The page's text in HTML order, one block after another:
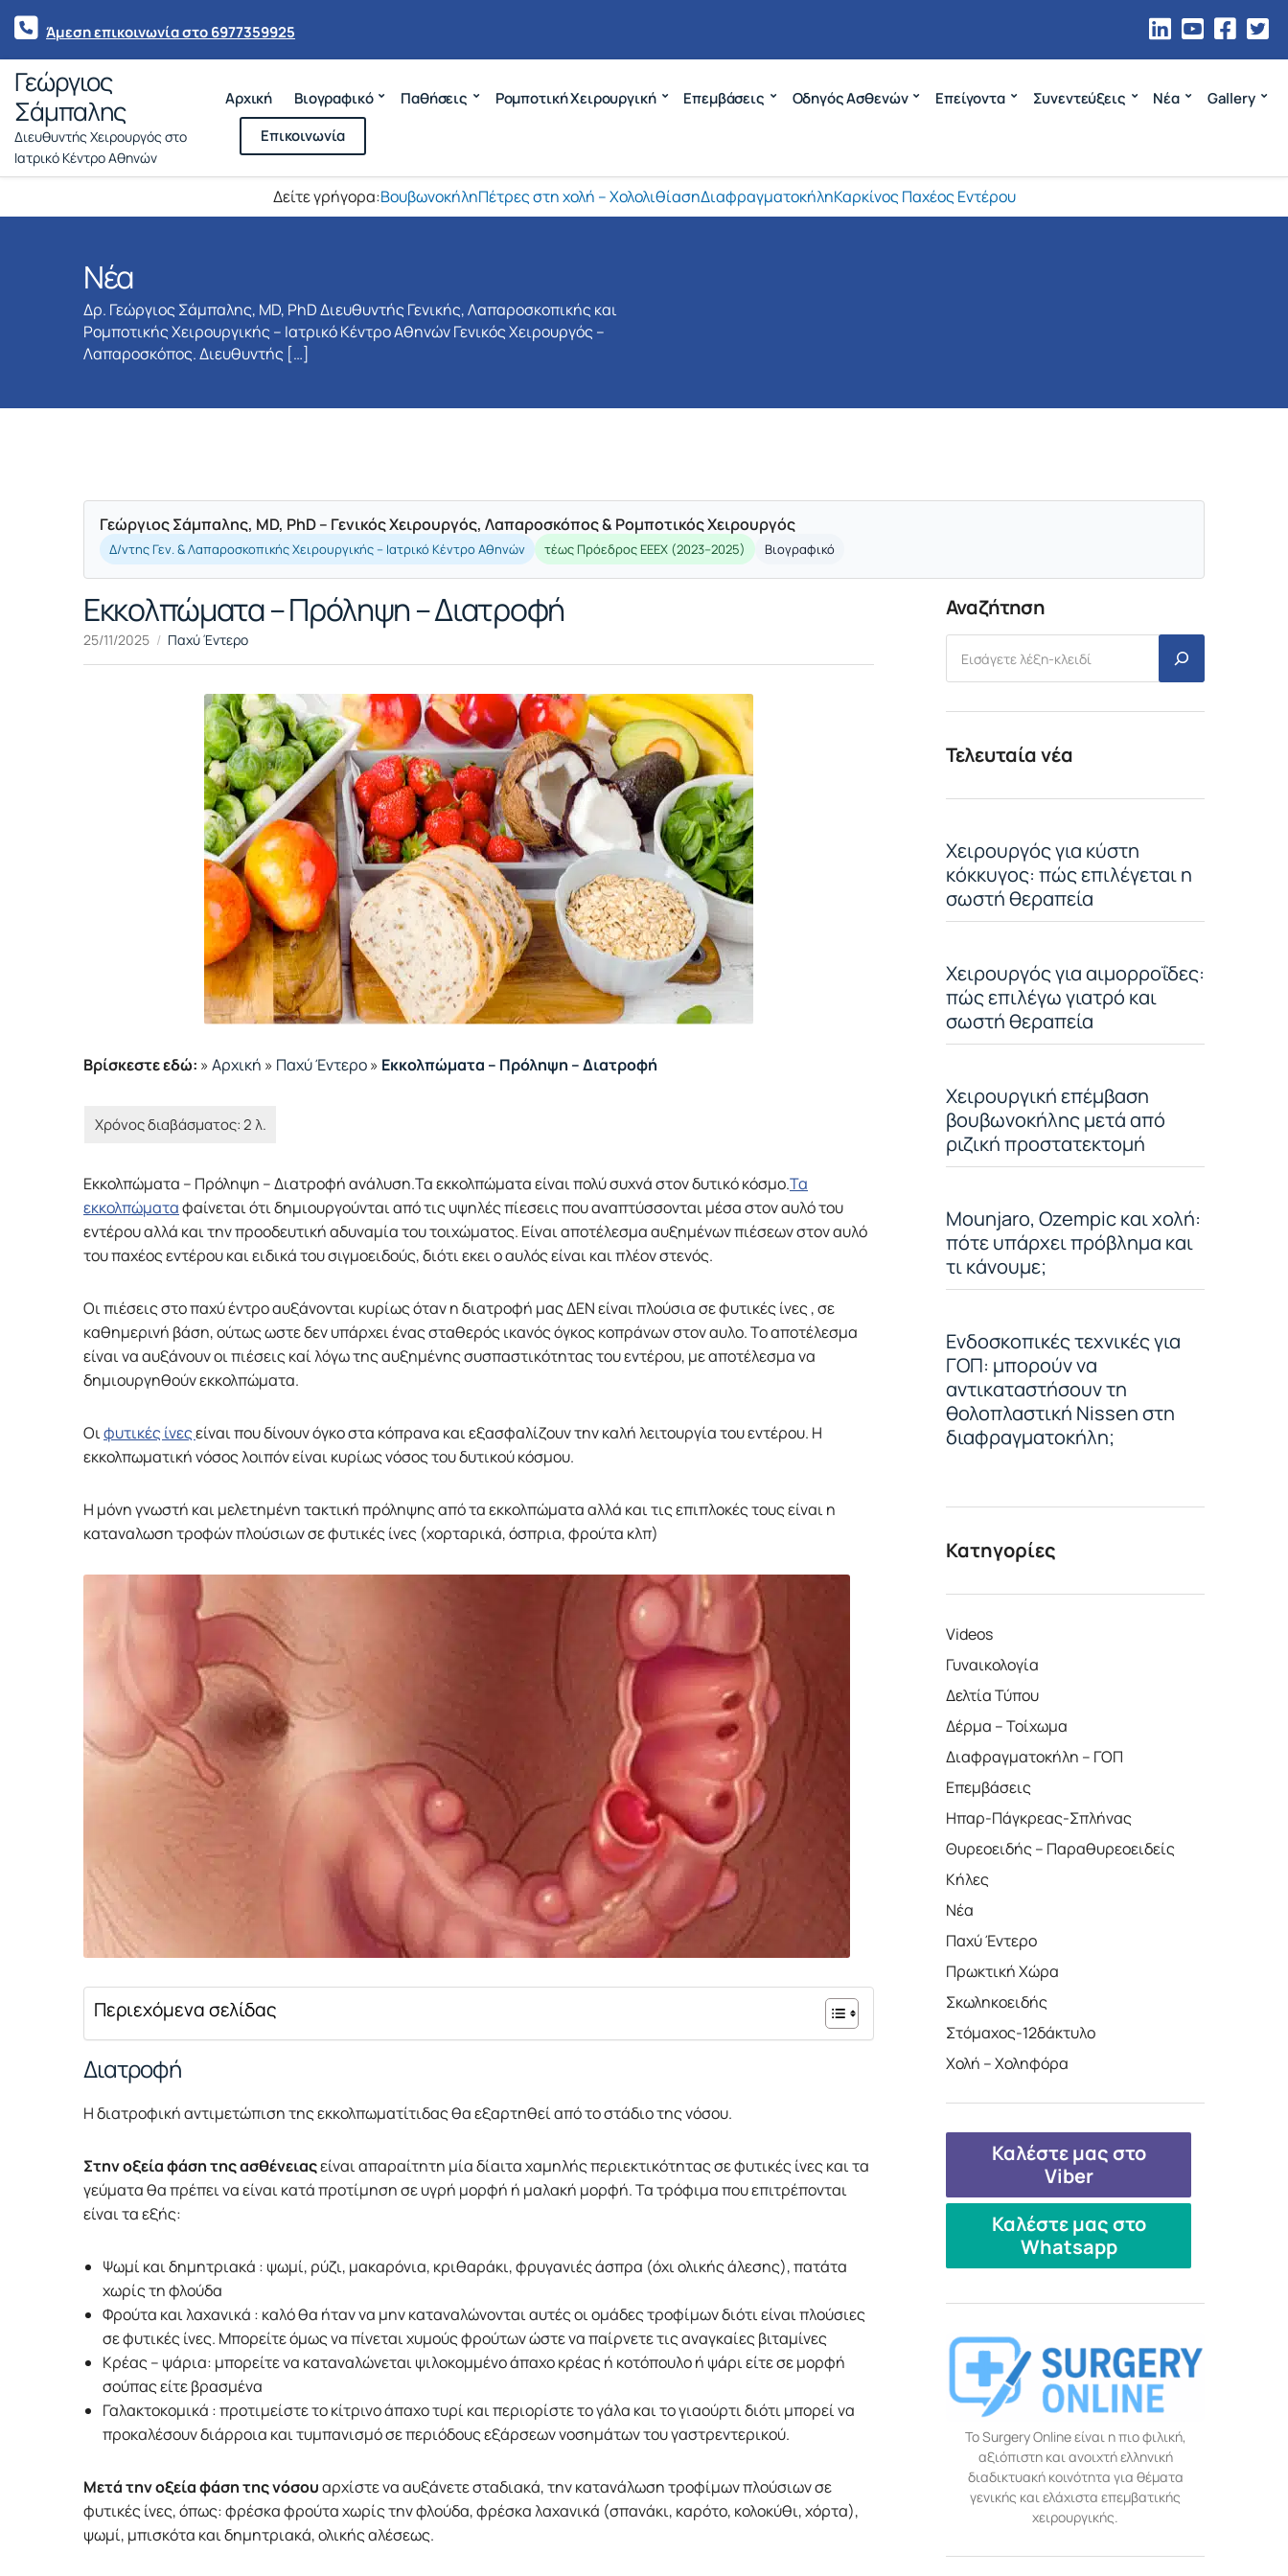
Άμεση επικοινωνία στο 6977359925
Γεώργιος
Σάμπαλης
Διευθυντής Χειρουργός στο
Ιατρικό Κέντρο Αθηνών
Αρχική Βιογραφικό Παθήσεις Ρομποτική Χειρουργική Επεμβάσεις Οδηγός Ασθενών Επείγοντα Συνεντεύξεις Νέα
Gallery
Επικοινωνία
Δείτε γρήγορα:ΒουβωνοκήληΠέτρες στη χολή – ΧολολιθίασηΔιαφραγματοκήληΚαρκίνος Παχέος Εντέρου
Νέα
Δρ. Γεώργιος Σάμπαλης, MD, PhD Διευθυντής Γενικής, Λαπαροσκοπικής και
Ρομποτικής Χειρουργικής – Ιατρικό Κέντρο Αθηνών Γενικός Χειρουργός –
Λαπαροσκόπος. Διευθυντής […]
Γεώργιος Σάμπαλης, MD, PhD – Γενικός Χειρουργός, Λαπαροσκόπος & Ρομποτικός Χειρουργός
Δ/ντης Γεν. & Λαπαροσκοπικής Χειρουργικής – Ιατρικό Κέντρο Αθηνών τέως Πρόεδρος ΕΕΕΧ (2023–2025) Βιογραφικό
Εκκολπώματα – Πρόληψη – Διατροφή
25/11/2025 Παχύ Έντερο
Βρίσκεστε εδώ: »Αρχική » Παχύ Έντερο» Εκκολπώματα – Πρόληψη – Διατροφή
Εκκολπώματα – Πρόληψη – Διατροφή ανάλυση.Τα εκκολπώματα είναι πολύ συχνά στον δυτικό κόσμο.Τα
εκκολπώματαφαίνεται ότι δημιουργούνται από τις υψηλές πίεσεις που αναπτύσσονται μέσα στον αυλό του
εντέρου αλλά και την προοδευτική αδυναμία του τοιχώματος. Είναι αποτέλεσμα αυξημένων πιέσεων στον αυλό
του παχέος εντέρου και ειδικά του σιγμοειδούς, διότι εκει ο αυλός είναι και πλέον στενός.
Οι πιέσεις στο παχύ έντρο αυξάνονται κυρίως όταν η διατροφή μας ΔΕΝ είναι πλούσια σε φυτικές ίνες , σε
καθημερινή βάση, ούτως ωστε δεν υπάρχει ένας σταθερός ικανός όγκος κοπράνων στον αυλο. Το αποτέλεσμα
είναι να αυξάνουν οι πιέσεις καί λόγω της αυξημένης συσπαστικότητας του εντέρου, με αποτέλεσμα να
δημιουργηθούν εκκολπώματα.
Οιφυτικές ίνεςείναι που δίνουν όγκο στα κόπρανα και εξασφαλίζουν την καλή λειτουργία του εντέρου. Η
εκκολπωματική νόσος λοιπόν είναι κυρίως νόσος του δυτικού κόσμου.
Η μόνη γνωστή και μελετημένη τακτική πρόληψης από τα εκκολπώματα αλλά και τις επιπλοκές τους είναι η
καταναλωση τροφών πλούσιων σε φυτικές ίνες (χορταρικά, όσπρια, φρούτα κλπ)
Περιεχόμενα σελίδας
Διατροφή
Η διατροφική αντιμετώπιση της εκκολπωματίτιδας θα εξαρτηθεί από το στάδιο της νόσου.
Στην οξεία φάση της ασθένειαςείναι απαραίτητη μία δίαιτα χαμηλής περιεκτικότητας σε φυτικές ίνες και τα
γεύματα θα πρέπει να είναι κατά προτίμηση σε υγρή μορφή ή μαλακή μορφή. Τα τρόφιμα που επιτρέπονται
είναι τα εξής:
Ψωμί και δημητριακά : ψωμί, ρύζι, μακαρόνια, κριθαράκι, φρυγανιές άσπρα (όχι ολικής άλεσης), πατάτα
χωρίς τη φλούδα
Φρούτα και λαχανικά : καλό θα ήταν να μην καταναλώνονται αυτές οι ομάδες τροφίμων διότι είναι πλούσιες
σε φυτικές ίνες. Μπορείτε όμως να πίνεται χυμούς φρούτων ώστε να παίρνετε τις αναγκαίες βιταμίνες
Κρέας – ψάρια: μπορείτε να καταναλώνεται ψιλοκομμένο άπαχο κρέας ή κοτόπουλο ή ψάρι είτε σε μορφή
σούπας είτε βρασμένα
Γαλακτοκομικά : προτιμείστε το κίτρινο άπαχο τυρί και περιορίστε το γάλα και το γιαούρτι διότι μπορεί να
προκαλέσουν διάρροια και τυμπανισμό σε περιόδους εξάρσεων νοσημάτων του γαστρεντερικού.
Μετά την οξεία φάση της νόσουαρχίστε να αυξάνετε σταδιακά, την κατανάλωση τροφίμων πλούσιων σε
φυτικές ίνες, όπως: φρέσκα φρούτα χωρίς την φλούδα, φρέσκα λαχανικά (σπανάκι, καρότο, κολοκύθι, χόρτα),
ψωμί, μπισκότα και δημητριακά, ολικής αλέσεως.
Αναζήτηση
Τελευταία νέα
Χειρουργός για κύστη
κόκκυγος: πώς επιλέγεται η
σωστή θεραπεία
Χειρουργός για αιμορροΐδες:
πώς επιλέγω γιατρό και
σωστή θεραπεία
Χειρουργική επέμβαση
βουβωνοκήλης μετά από
ριζική προστατεκτομή
Mounjaro, Ozempic και χολή:
πότε υπάρχει πρόβλημα και
τι κάνουμε;
Ενδοσκοπικές τεχνικές για
ΓΟΠ: μπορούν να
αντικαταστήσουν τη
θολοπλαστική Nissen στη
διαφραγματοκήλη;
Κατηγορίες
Videos
Γυναικολογία
Δελτία Τύπου
Δέρμα – Τοίχωμα
Διαφραγματοκήλη – ΓΟΠ
Επεμβάσεις
Ηπαρ-Πάγκρεας-Σπλήνας
Θυρεοειδής – Παραθυρεοειδείς
Κήλες
Νέα
Παχύ Έντερο
Πρωκτική Χώρα
Σκωληκοειδής
Στόμαχος-12δάκτυλο
Χολή – Χοληφόρα
Καλέστε μας στο
Viber
Καλέστε μας στο
Whatsapp
Το Surgery Online είναι η πιο φιλική,
αξιόπιστη και ανοιχτή ελληνική
διαδικτυακή κοινότητα για θέματα
γενικής και ελάχιστα επεμβατικής
χειρουργικής.